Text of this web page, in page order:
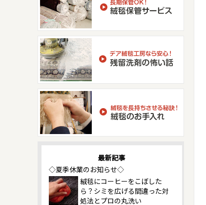
最新記事
◇夏季休業のお知らせ◇
絨毯にコーヒーをこぼした
ら？シミを広げる間違った対
処法とプロの丸洗い